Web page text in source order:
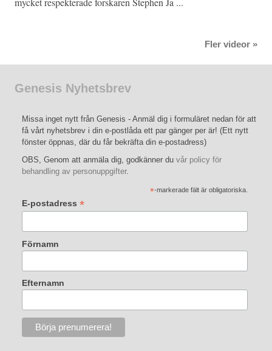
Fler videor »
Genesis Nyhetsbrev
Missa inget nytt från Genesis - Anmäl dig i formuläret nedan för att
få vårt nyhetsbrev i din e-postlåda ett par gänger per är! (Ett nytt
fönster öppnas, där du får bekräfta din e-postadress)
OBS, Genom att anmäla dig, godkänner du vår policy för
behandling av personuppgifter.
*-markerade fält är obligatoriska.
E-postadress *
Förnamn
Efternamn